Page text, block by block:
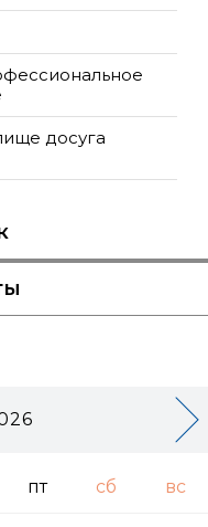
досуга
пт сб вс